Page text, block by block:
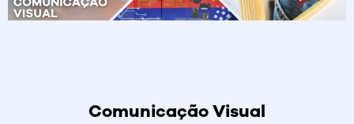
Comunicação Visual